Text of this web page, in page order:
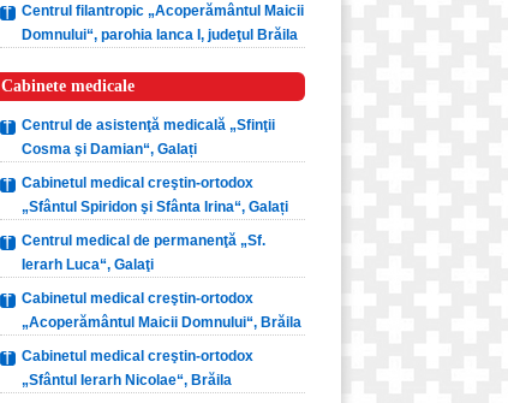
Centrul filantropic „Acoperământul Maicii
Domnului“, parohia Ianca I, judeţul Brăila
Cabinete medicale
Centrul de asistenţă medicală „Sfinţii
Cosma şi Damian“, Galați
Cabinetul medical creştin-ortodox
„Sfântul Spiridon şi Sfânta Irina“, Galați
Centrul medical de permanenţă „Sf.
Ierarh Luca“, Galaţi
Cabinetul medical creştin-ortodox
„Acoperământul Maicii Domnului“, Brăila
Cabinetul medical creştin-ortodox
„Sfântul Ierarh Nicolae“, Brăila